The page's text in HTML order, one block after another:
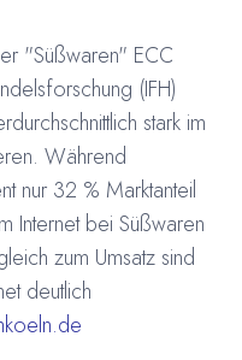
"Süßwaren" ECC
(IFH)
stark im
Während
nur 32 % Marktanteil
Internet bei Süßwaren
zum Umsatz sind
deutlich